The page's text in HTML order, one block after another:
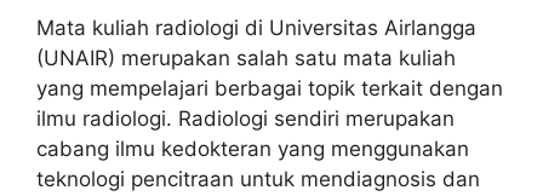
Mata kuliah radiologi di Universitas Airlangga
(UNAIR) merupakan salah satu mata kuliah
yang mempelajari berbagai topik terkait dengan
ilmu radiologi. Radiologi sendiri merupakan
cabang ilmu kedokteran yang menggunakan
teknologi pencitraan untuk mendiagnosis dan